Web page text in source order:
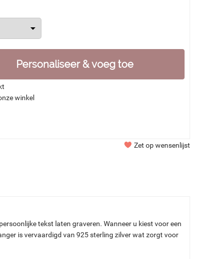
Personaliseer & voeg toe
winkel
Zet op wensenlijst
tekst laten graveren.Wanneer u kiest voor een
is vervaardigd van 925 sterling zilver wat zorgt voor